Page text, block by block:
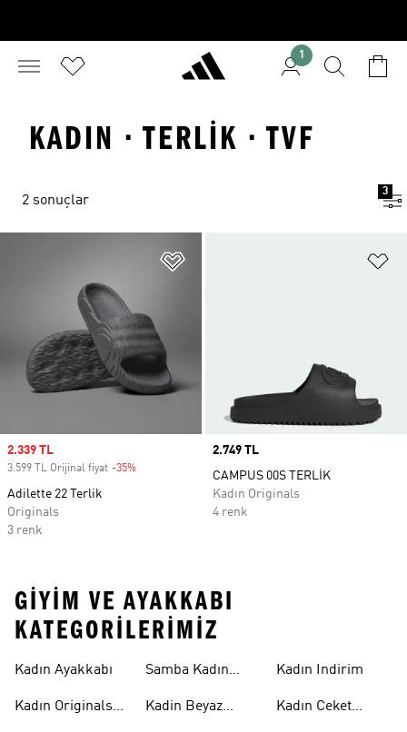
1
KADIN · TERLIK · TVF
2 sonuçlar
3
Sale price
2.339 TL
3.599 TL Orijinal fiyat -35%
Adilette 22 Terlik
Originals
3 renk
Price
2.749 TL
CAMPUS 00S TERLİK
Kadın Originals
4 renk
GIYIM VE AYAKKABI
KATEGORILERIMIZ
Kadın Ayakkabı
Kadın Originals
Samba Kadın
Kadin Beyaz
Kadın Indirim
Kadın Ceket